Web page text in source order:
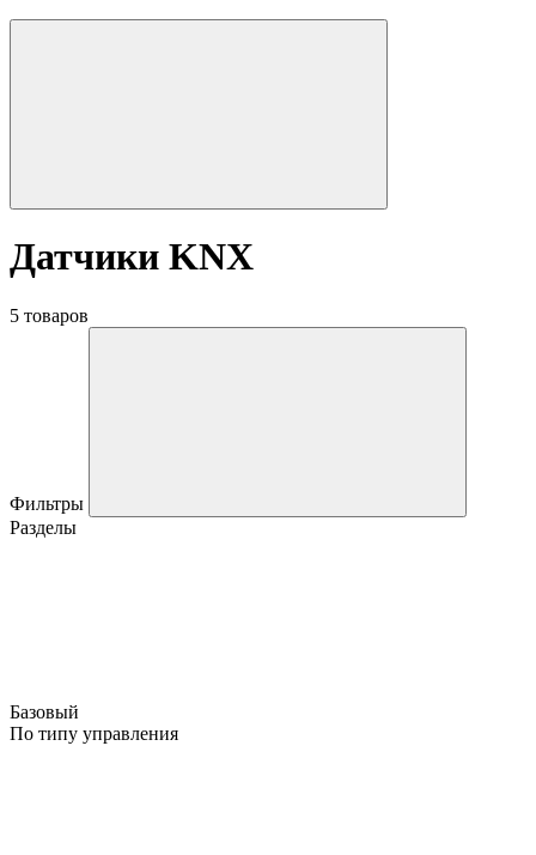
Датчики KNX
5 товаров
Фильтры
Разделы
Базовый
По типу управления